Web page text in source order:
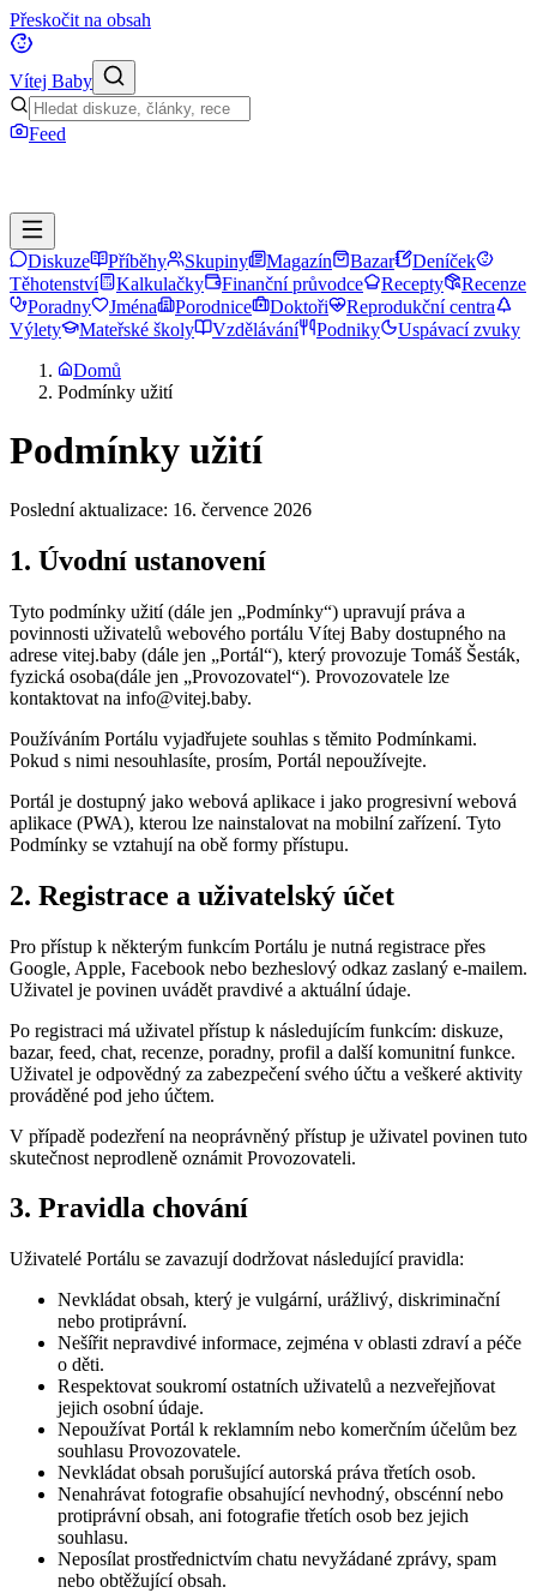
Přeskočit na obsah
Vítej Baby
Feed
Diskuze Příběhy Skupiny Magazín Bazar
Deníček
Těhotenství
Kalkulačky Finanční průvodce Recepty
Recenze
Poradny
Jména Porodnice Doktoři
Reprodukční centra
Výlety
Mateřské školy Vzdělávání Podniky
Uspávací zvuky
Domů
Podmínky užití
Podmínky užití
Poslední aktualizace: 16. července 2026
1. Úvodní ustanovení
Tyto podmínky užití (dále jen „Podmínky“) upravují práva a
povinnosti uživatelů webového portálu Vítej Baby dostupného na
adrese vitej.baby (dále jen „Portál“), který provozuje Tomáš Šesták,
fyzická osoba(dále jen „Provozovatel“). Provozovatele lze
kontaktovat na info@vitej.baby.
Používáním Portálu vyjadřujete souhlas s těmito Podmínkami.
Pokud s nimi nesouhlasíte, prosím, Portál nepoužívejte.
Portál je dostupný jako webová aplikace i jako progresivní webová
aplikace (PWA), kterou lze nainstalovat na mobilní zařízení. Tyto
Podmínky se vztahují na obě formy přístupu.
2. Registrace a uživatelský účet
Pro přístup k některým funkcím Portálu je nutná registrace přes
Google, Apple, Facebook nebo bezheslový odkaz zaslaný e-mailem.
Uživatel je povinen uvádět pravdivé a aktuální údaje.
Po registraci má uživatel přístup k následujícím funkcím: diskuze,
bazar, feed, chat, recenze, poradny, profil a další komunitní funkce.
Uživatel je odpovědný za zabezpečení svého účtu a veškeré aktivity
prováděné pod jeho účtem.
V případě podezření na neoprávněný přístup je uživatel povinen tuto
skutečnost neprodleně oznámit Provozovateli.
3. Pravidla chování
Uživatelé Portálu se zavazují dodržovat následující pravidla:
Nevkládat obsah, který je vulgární, urážlivý, diskriminační
nebo protiprávní.
Nešířit nepravdivé informace, zejména v oblasti zdraví a péče
o děti.
Respektovat soukromí ostatních uživatelů a nezveřejňovat
jejich osobní údaje.
Nepoužívat Portál k reklamním nebo komerčním účelům bez
souhlasu Provozovatele.
Nevkládat obsah porušující autorská práva třetích osob.
Nenahrávat fotografie obsahující nevhodný, obscénní nebo
protiprávní obsah, ani fotografie třetích osob bez jejich
souhlasu.
Neposílat prostřednictvím chatu nevyžádané zprávy, spam
nebo obtěžující obsah.